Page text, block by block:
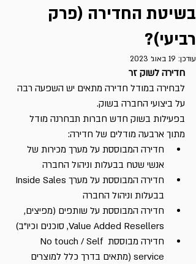
בשיטת החדירה (פרק
רביעי)?
עודכן: 19 באוג׳ 2023
חדירה לשוק זר
לבחירה במודל חדירה מתאים יש השפעה רבה
על ביצועי החברה בשוק.
בפעילות בשוק חדש חברות תבחרנה מודל
מתוך ארבעה מודלים של חדירה:
חדירה המבוססת על מערך מכירות של
אנשי שטח בבעלות וניהול החברה
בבעלות וניהול החברה
חדירה המבוססת על שותפים (מפיצים,
Value Added Resellers, סוכנים וכיו"ב)
חדירה מבוססת No touch / Self
service (מתאים בדרך כלל למוצרים